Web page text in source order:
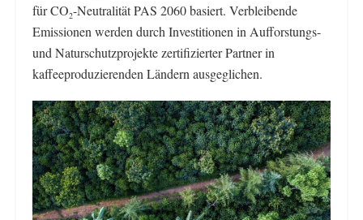
für CO2-Neutralität PAS 2060 basiert. Verbleibende
Emissionen werden durch Investitionen in Aufforstungs-
und Naturschutzprojekte zertifizierter Partner in
kaffeeproduzierenden Ländern ausgeglichen.